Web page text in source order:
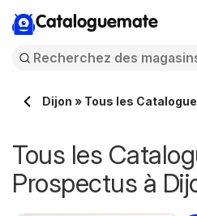
Cataloguemate
Dijon » Tous les
Tous les
Prospectus à